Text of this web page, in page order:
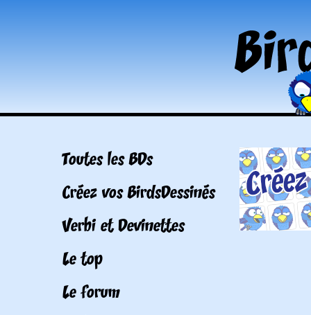
Toutes les BDs
Créez vos BirdsDessinés
Verbi et Devinettes
Le top
Le forum